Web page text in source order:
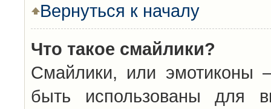
Вернуться к началу
Что такое смайлики?
Смайлики, или эмотиконы
быть использованы для